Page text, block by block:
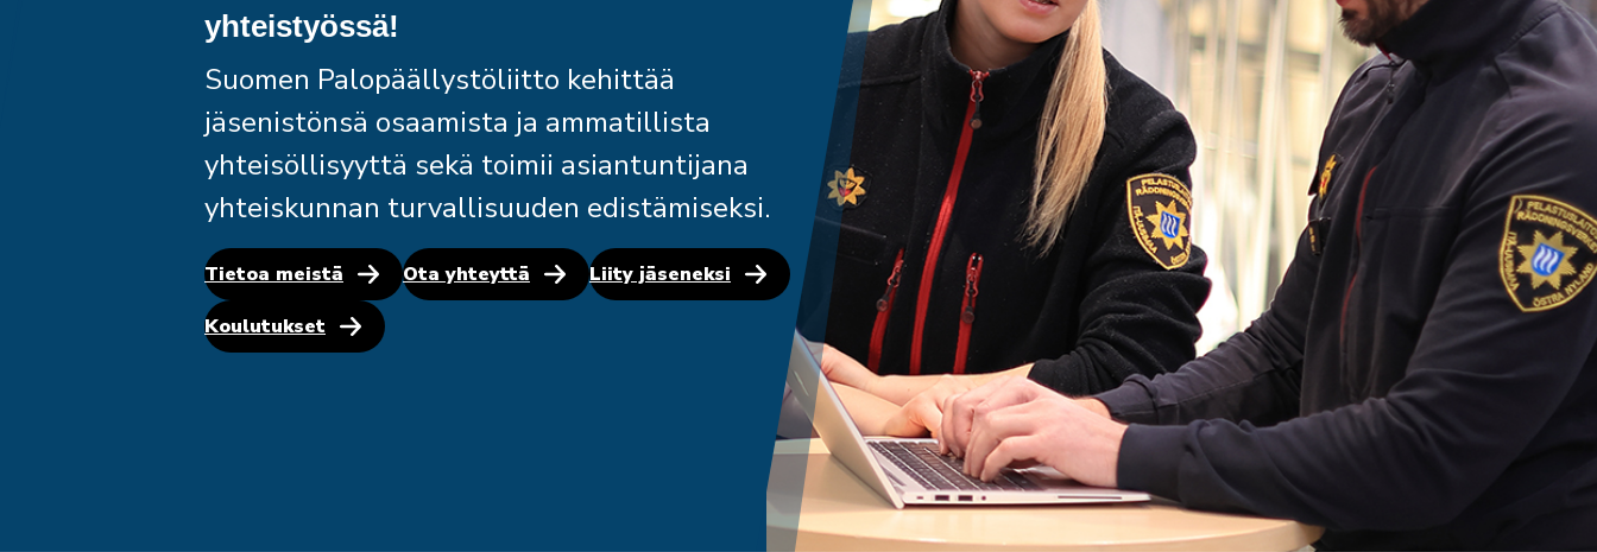
yhteistyössä!
Suomen Palopäällystöliitto kehittää
jäsenistönsä osaamista ja ammatillista
yhteisöllisyyttä sekä toimii asiantuntijana
yhteiskunnan turvallisuuden edistämiseksi.
Tietoa meistä Ota yhteyttä
Liity jäseneksi
Koulutukset